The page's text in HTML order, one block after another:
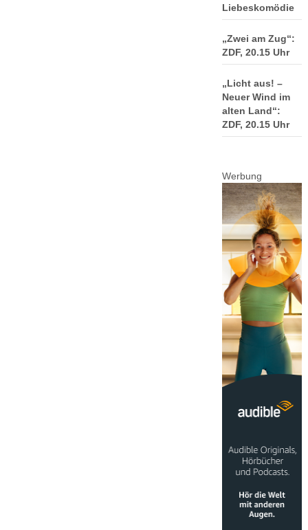
Liebeskomödie
„Zwei am Zug“:
ZDF, 20.15 Uhr
„Licht aus! –
Neuer Wind im
alten Land“:
ZDF, 20.15 Uhr
Werbung